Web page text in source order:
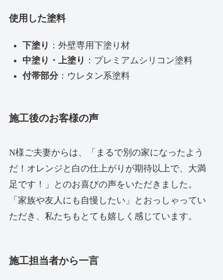
使用した塗料
下塗り ：外壁専用下塗り材
中塗り・上塗り ：プレミアムシリコン塗料
付帯部分：ウレタン系塗料
施工後のお客様の声
N様ご夫妻からは、「まるで別の家になったよう
だ！オレンジと白の仕上がりが期待以上で、大満
足です！」とのお喜びの声をいただきました。
「家族や友人にも自慢したい」とおっしゃってい
ただき、私たちもとても嬉しく感じています。
施工担当者から一言